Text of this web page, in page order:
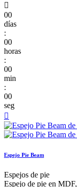

00
días
:
00
horas
:
00
min
:
00
seg

Espejo Pie Beam
Espejos de pie
Espejo de pie en